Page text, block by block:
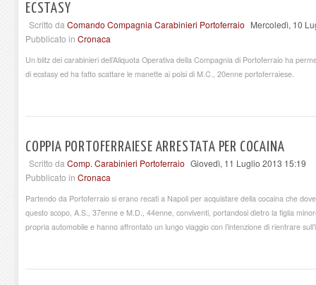
ECSTASY
Scritto da Comando Compagnia Carabinieri Portoferraio Mercoledì, 10
Pubblicato in Cronaca
Un blitz dei carabinieri dell’Aliquota Operativa della Compagnia di Portoferraio ha
di ecstasy ed ha fatto scattare le manette ai polsi di M.C., 20enne portoferraiese.
COPPIA PORTOFERRAIESE ARRESTATA PER COCAINA
Scritto da Comp. Carabinieri Portoferraio Giovedì, 11 Luglio 2013 15:19
Pubblicato in Cronaca
Partendo da Portoferraio si erano recati a Napoli per acquistare della cocaina che
questo scopo, A.S., 37enne e M.D., 44enne, conviventi, portandosi dietro la figlia
propria automobile e hanno affrontato un lungo viaggio con l’intenzione di rientrare